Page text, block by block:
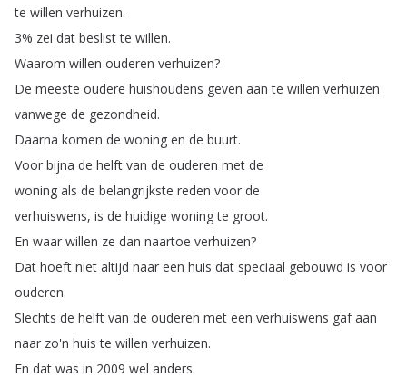
te willen verhuizen.
3% zei dat beslist te willen.
Waarom willen ouderen verhuizen?
De meeste oudere huishoudens geven aan te willen verhuizen
vanwege de gezondheid.
Daarna komen de woning en de buurt.
Voor bijna de helft van de ouderen met de
woning als de belangrijkste reden voor de
verhuiswens, is de huidige woning te groot.
En waar willen ze dan naartoe verhuizen?
Dat hoeft niet altijd naar een huis dat speciaal gebouwd is voor
ouderen.
Slechts de helft van de ouderen met een verhuiswens gaf aan
naar zo'n huis te willen verhuizen.
En dat was in 2009 wel anders.